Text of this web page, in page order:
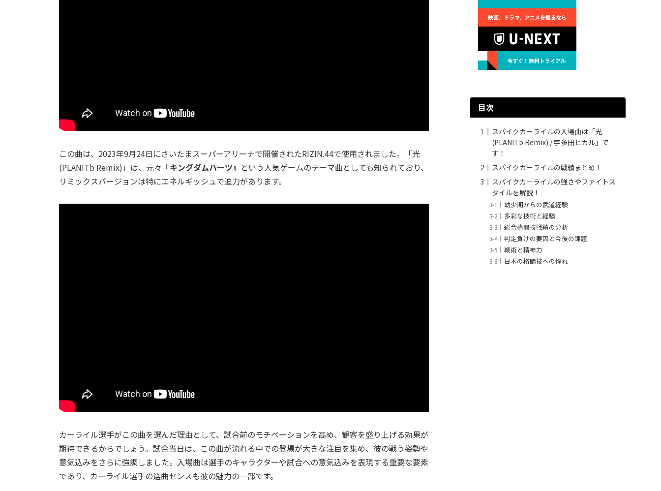
この曲は、2023年9月24日にさいたまスーパーアリーナで開催されたRIZIN.44で使用されました。「光
(PLANITb Remix)」は、元々 『キングダムハーツ』 という人気ゲームのテーマ曲としても知られており、
リミックスバージョンは特にエネルギッシュで迫力があります。
カーライル選手がこの曲を選んだ理由として、試合前のモチベーションを高め、観客を盛り上げる効果が
期待できるからでしょう。試合当日は、この曲が流れる中での登場が大きな注目を集め、彼の戦う姿勢や
意気込みをさらに強調しました。入場曲は選手のキャラクターや試合への意気込みを表現する重要な要素
であり、カーライル選手の選曲センスも彼の魅力の一部です。
目次
スパイクカーライルの入場曲は「光
(PLANITb Remix) / 宇多田ヒカル」で
す！
スパイクカーライルの戦績まとめ！
スパイクカーライルの強さやファイトス
タイルを解説！
幼少期からの武道経験
多彩な技術と経験
総合格闘技戦績の分析
判定負けの要因と今後の課題
戦術と精神力
日本の格闘技への憧れ